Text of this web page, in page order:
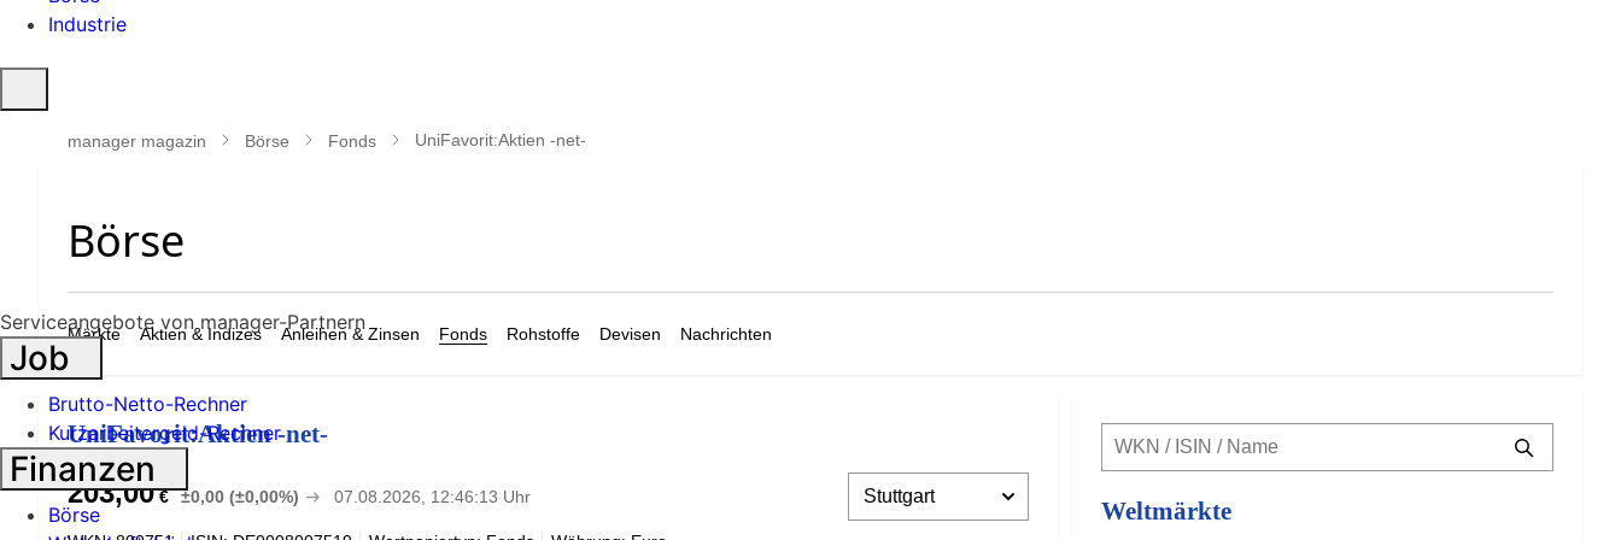
Industrie
öffnen
manager magazin Börse Fonds UniFavorit:Aktien -net-
Märkte Aktien & Indizes Anleihen & Zinsen Fonds Rohstoffe Devisen Nachrichten
UniFavorit:Aktien -net-
203,00 € ±0,00 (±0,00%) 07.08.2026, 12:46:13 Uhr
Weltmärkte
Serviceangebote von manager-Partnern
Job
Brutto-Netto-Rechner
Kurzarbeitergeld-Rechner
Finanzen
Börse